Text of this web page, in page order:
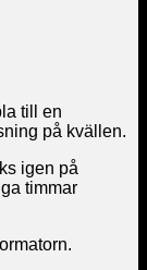
till en
på kvällen.
igen på
timmar